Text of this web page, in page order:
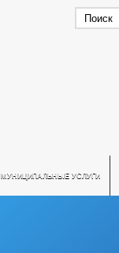
МУНИЦИПАЛЬНЫЕ УСЛУГИ